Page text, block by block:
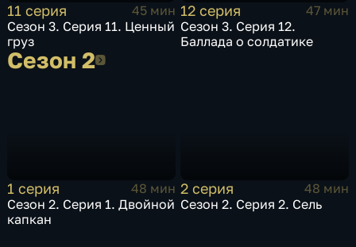
11 серия
45 мин
Сезон 3. Серия 11. Ценный
груз
12 серия
47 мин
Сезон 3. Серия 12.
Баллада о солдатике
Сезон 2Сезон 2
1 серия
48 мин
Сезон 2. Серия 1. Двойной
капкан
2 серия
48 мин
Сезон 2. Серия 2. Сель